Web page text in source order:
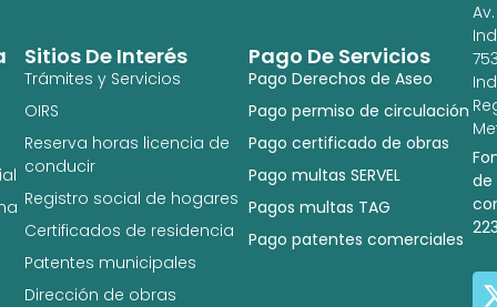
Pago De Servicios
Pago Derechos de Aseo
Pago permiso de circulación
Pago certificado de obras
Pago multas SERVEL
Pagos multas TAG
Pago patentes comerciales
Sitios De Interés
Trámites y Servicios
OIRS
Reserva horas licencia de
conducir
Registro social de hogares
Certificados de residencia
Patentes municipales
Dirección de obras
Av.
de